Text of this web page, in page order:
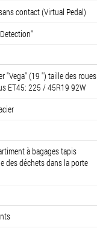
contact (Virtual Pedal)
"Vega" (19 ") taille des roues
ET45: 225 / 45R19 92W
à bagages tapis
des déchets dans la porte